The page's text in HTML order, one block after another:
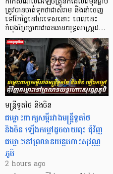
ត្រូវបានចាត់ទុកថាជាសំរាម និងនាំចេញ
ទៅកែច្នៃនៅបរទេស​នោះ ពេលនេះ
កំពុងប្រែក្លាយជាធនធានយុទ្ធសាស្ត្រដ…
មន្ត្រីទូតថៃ និងចិន
ជម្លោះពាក្យសម្តីរវាងមន្ត្រីទូតថៃ
និងចិន ឡើងកម្ដៅដូចបាយពុះ ជុំវិញ
ជម្លោះនៅព្រលានយន្តហោះសុវណ្ណ
ភូមិ
2 hours ago